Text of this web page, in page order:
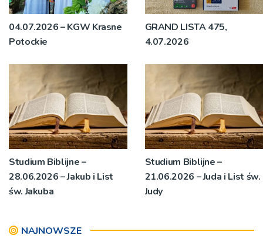
04.07.2026 – KGW Krasne
Potockie
GRAND LISTA 475,
4.07.2026
Studium Biblijne –
28.06.2026 – Jakub i List
św. Jakuba
Studium Biblijne –
21.06.2026 – Juda i List św.
Judy
NAJNOWSZE